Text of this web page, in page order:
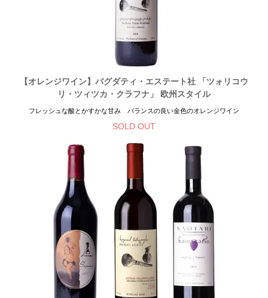
【オレンジワイン】バグダティ・エステート社 「ツォリコウ
リ・ツィツカ・クラフナ」 欧州スタイル
フレッシュな酸とかすかな甘み バランスの良い金色のオレンジワイン
SOLD OUT